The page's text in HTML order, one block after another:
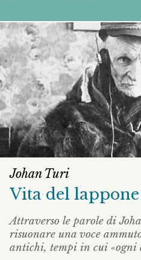
Johan Turi
Vita del lappone
Attraverso le parole di
risuonare una voce
antichi, tempi in cui «ogni